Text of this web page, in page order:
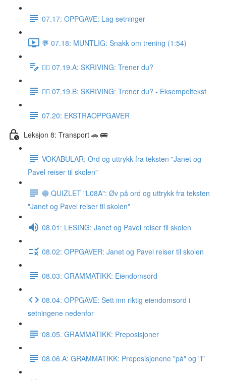
07.17: OPPGAVE: Lag setninger
💬 07.18: MUNTLIG: Snakk om trening (1:54)
✍🏼 07.19.A: SKRIVING: Trener du?
✍🏼 07.19.B: SKRIVING: Trener du? - Eksempeltekst
07.20: EKSTRAOPPGAVER
Leksjon 8: Transport 🚗 🚌
VOKABULAR: Ord og uttrykk fra teksten "Janet og
Pavel reiser til skolen"
🔵 QUIZLET "L08A": Øv på ord og uttrykk fra teksten
"Janet og Pavel reiser til skolen"
08.01: LESING: Janet og Pavel reiser til skolen
08.02: OPPGAVER: Janet og Pavel reiser til skolen
08.03: GRAMMATIKK: Eiendomsord
08.04: OPPGAVE: Sett inn riktig eiendomsord i
setningene nedenfor
08.05. GRAMMATIKK: Preposisjoner
08.06.A: GRAMMATIKK: Preposisjonene "på" og "i"